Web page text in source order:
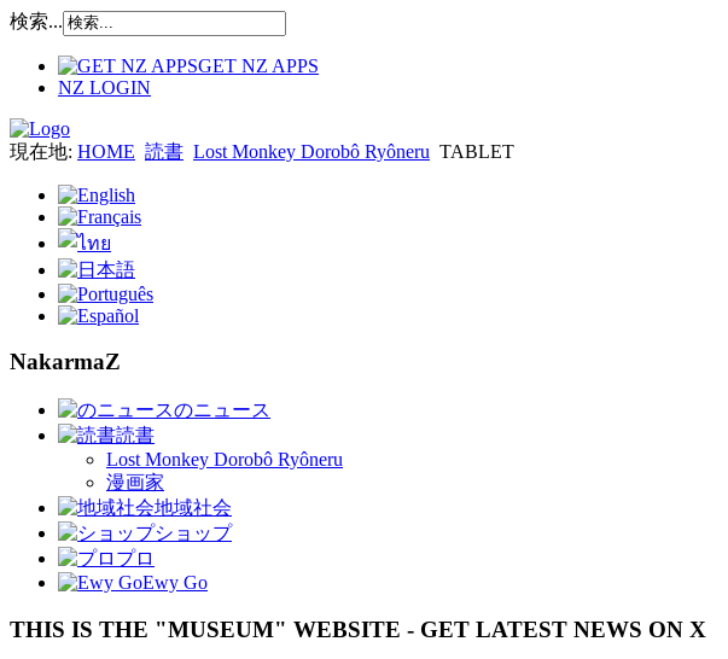
検索...
GET NZ APPS
NZ LOGIN
現在地: HOME 読書 Lost Monkey Dorobô Ryôneru TABLET
NakarmaZ
のニュース
読書
Lost Monkey Dorobô Ryôneru
漫画家
地域社会
ショップ
プロ
Ewy Go
THIS IS THE "MUSEUM" WEBSITE - GET LATEST NEWS ON X